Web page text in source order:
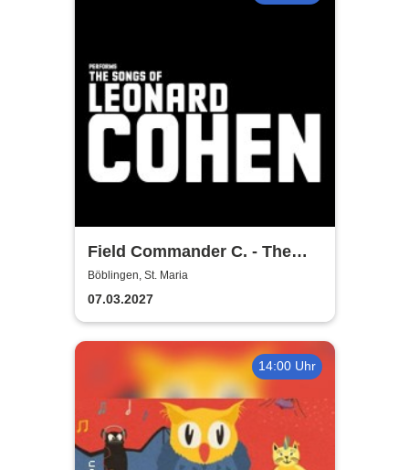
Field Commander C. - The
Songs of Leonard Cohen
Böblingen, St. Maria
07.03.2027
14:00 Uhr